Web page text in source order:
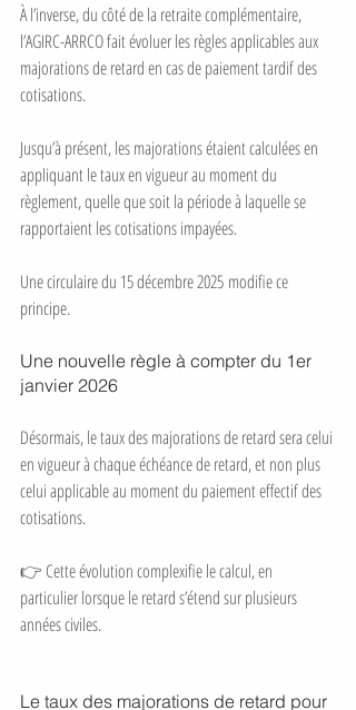
À l’inverse, du côté de la retraite complémentaire,
l’AGIRC-ARRCO fait évoluer les règles applicables aux
majorations de retard en cas de paiement tardif des
cotisations.
Jusqu’à présent, les majorations étaient calculées en
appliquant le taux en vigueur au moment du
règlement, quelle que soit la période à laquelle se
rapportaient les cotisations impayées.
Une circulaire du 15 décembre 2025 modifie ce
principe.
Une nouvelle règle à compter du 1er
janvier 2026
Désormais, le taux des majorations de retard sera celui
en vigueur à chaque échéance de retard, et non plus
celui applicable au moment du paiement effectif des
cotisations.
👉 Cette évolution complexifie le calcul, en
particulier lorsque le retard s’étend sur plusieurs
années civiles.
Le taux des majorations de retard pour